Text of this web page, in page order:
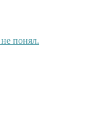
понял.